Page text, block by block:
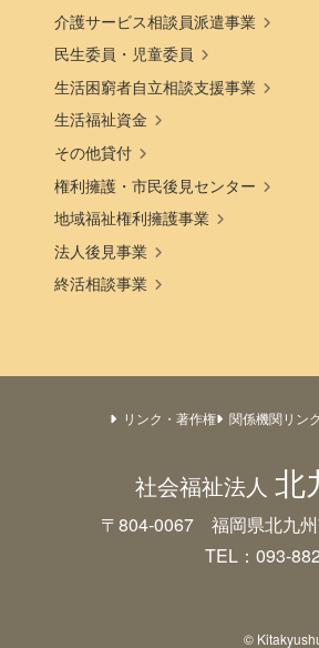
介護サービス相談員派遣事業
民生委員・児童委員
生活困窮者自立相談支援事業
生活福祉資金
その他貸付
権利擁護・市民後見センター
地域福祉権利擁護事業
法人後見事業
終活相談事業
リンク・著作権 関係機関リンク
社会福祉法人 北
〒804-0067 福岡県北九
TEL：093-
©